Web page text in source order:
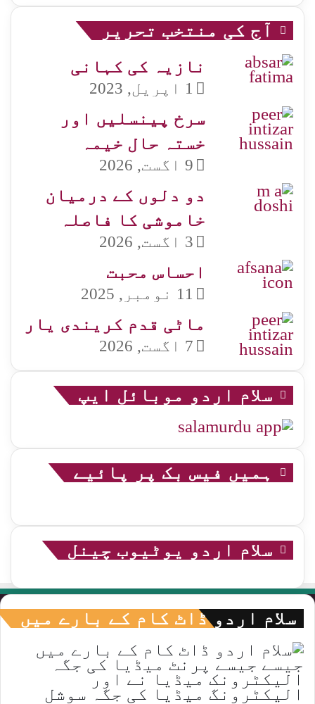
آج کی منتخب تحریر
نازیہ کی کہانی
1 اپریل, 2023
سرخ پینسلیں اور
خستہ حال خیمہ
9 اگست, 2026
دو دلوں کے درمیان
خاموشی کا فاصلہ
3 اگست, 2026
احساس محبت
11 نومبر, 2025
ماٹی قدم کریندی یار
7 اگست, 2026
سلام اردو موبائل ایپ
ہمیں فیس بک پر پائیے
سلام اردو یوٹیوب چینل
سلام اردو ڈاٹ کام کے بارے میں
جیسے جیسے پرنٹ میڈیا کی جگہ
الیکٹرونک میڈیا نے اور
الیکٹرونگ میڈیا کی جگہ سوشل